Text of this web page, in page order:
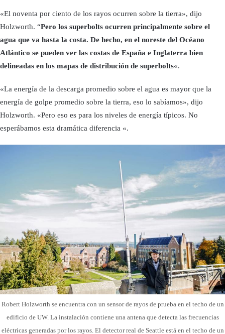
«El noventa por ciento de los rayos ocurren sobre la tierra», dijo
Holzworth. “Pero los superbolts ocurren principalmente sobre el
agua que va hasta la costa. De hecho, en el noreste del Océano
Atlántico se pueden ver las costas de España e Inglaterra bien
delineadas en los mapas de distribución de superbolts«.
«La energía de la descarga promedio sobre el agua es mayor que la
energía de golpe promedio sobre la tierra, eso lo sabíamos», dijo
Holzworth. «Pero eso es para los niveles de energía típicos. No
esperábamos esta dramática diferencia «.
Robert Holzworth se encuentra con un sensor de rayos de prueba en el techo de un
edificio de UW. La instalación contiene una antena que detecta las frecuencias
eléctricas generadas por los rayos. El detector real de Seattle está en el techo de un